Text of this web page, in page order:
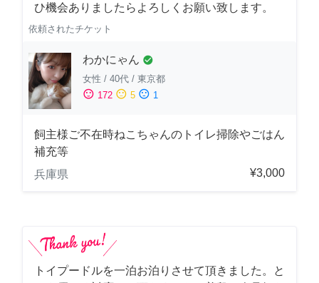
ひ機会ありましたらよろしくお願い致します。
依頼されたチケット
わかにゃん check_circle
女性 / 40代 / 東京都
sentiment_satisfied 172 sentiment_neutral 5 sentiment_dissatisfied 1
飼主様ご不在時ねこちゃんのトイレ掃除やごはん
補充等
兵庫県
¥3,000
トイプードルを一泊お泊りさせて頂きました。と